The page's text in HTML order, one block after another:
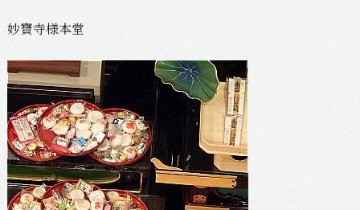
妙寶寺様本堂